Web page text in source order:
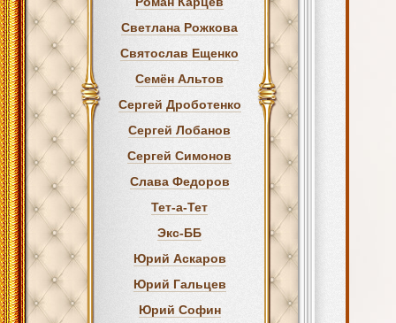
Светлана Рожкова
Святослав Ещенко
Семён Альтов
Сергей Дроботенко
Сергей Лобанов
Сергей Симонов
Слава Федоров
Тет-а-Тет
Экс-ББ
Юрий Аскаров
Юрий Гальцев
Юрий Софин